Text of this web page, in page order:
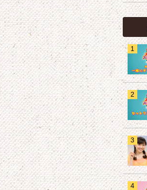
1
2
3
4